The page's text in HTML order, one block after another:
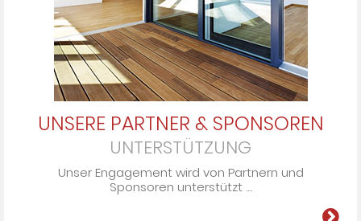
UNSERE PARTNER & SPONSOREN
UNTERSTÜTZUNG
Unser En­ga­ge­ment wird von Part­nern und
Spon­so­ren un­ter­stützt ....